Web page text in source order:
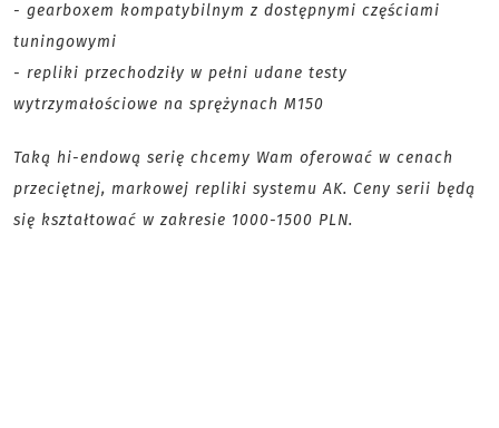
- gearboxem kompatybilnym z dostępnymi częściami
tuningowymi
- repliki przechodziły w pełni udane testy
wytrzymałościowe na sprężynach M150
Taką hi-endową serię chcemy Wam oferować w cenach
przeciętnej, markowej repliki systemu AK. Ceny serii będą
się kształtować w zakresie 1000-1500 PLN.